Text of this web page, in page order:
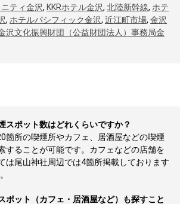
ティ金沢, KKRホテル金沢, 北陸新幹線, ホテ
, ホテルパシフィック金沢, 近江町市場, 金沢
文化振興財団（公益財団法人）事務局金
スポット数はどれくらいですか？
箇所の喫煙所やカフェ、居酒屋などの喫煙
することが可能です。カフェなどの店舗を
は尾山神社周辺では4箇所掲載しております
ポット（カフェ・居酒屋など）も探すこと